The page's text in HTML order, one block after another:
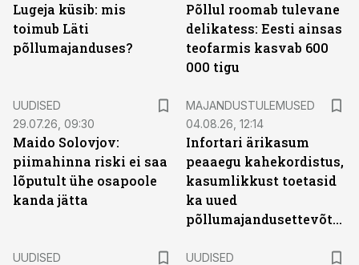
Lugeja küsib: mis
toimub Läti
põllumajanduses?
Põllul roomab tulevane
delikatess: Eesti ainsas
teofarmis kasvab 600
000 tigu
UUDISED
29.07.26, 09:30
Maido Solovjov:
piimahinna riski ei saa
lõputult ühe osapoole
kanda jätta
MAJANDUSTULEMUSED
04.08.26, 12:14
Infortari ärikasum
peaaegu kahekordistus,
kasumlikkust toetasid
ka uued
põllumajandusettevõtted
UUDISED
UUDISED